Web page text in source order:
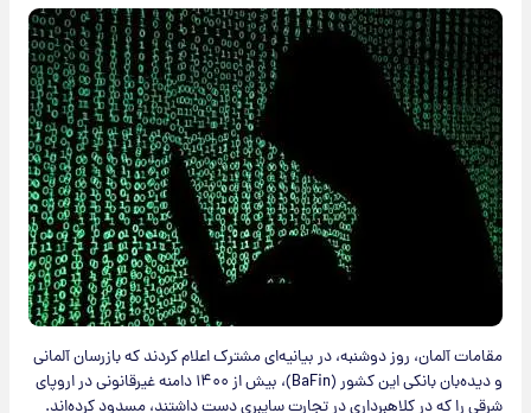
مقامات آلمان، روز دوشنبه، در بیانیه‌ای مشترک اعلام کردند که بازرسان آلمانی
و دیده‌بان بانکی این کشور (BaFin)، بیش از ۱۴۰۰ دامنه غیرقانونی در اروپای
شرقی را که در کلاهبرداری در تجارت سایبری دست داشتند، مسدود کرده‌اند.